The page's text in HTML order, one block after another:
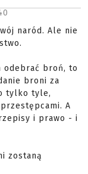
naród. Ale nie
odebrać broń, to
broni za
tylko tyle,
A
i prawo - i
zostaną